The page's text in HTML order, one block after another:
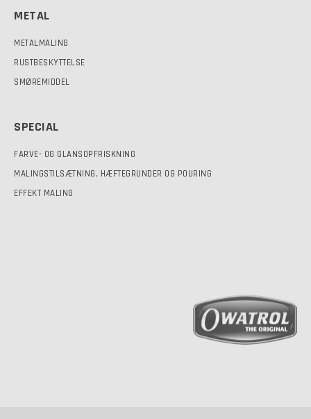
METAL
METALMALING
RUSTBESKYTTELSE
SMØREMIDDEL
SPECIAL
FARVE- OG GLANSOPFRISKNING
MALINGSTILSÆTNING, HÆFTEGRUNDER OG POURING
EFFEKT MALING